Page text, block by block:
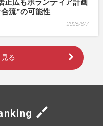
正広もボランティア計画
流”の可能性
2026/8/7
る